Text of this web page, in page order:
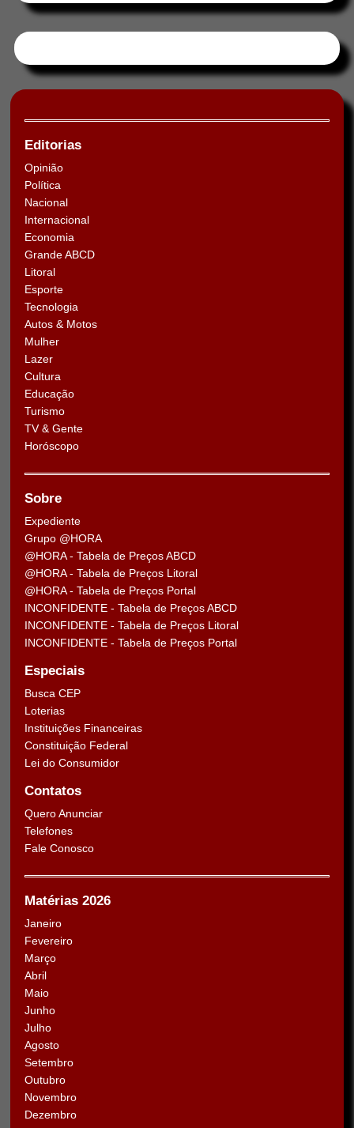
Editorias
Opinião
Política
Nacional
Internacional
Economia
Grande ABCD
Litoral
Esporte
Tecnologia
Autos & Motos
Mulher
Lazer
Cultura
Educação
Turismo
TV & Gente
Horóscopo
Sobre
Expediente
Grupo @HORA
@HORA - Tabela de Preços ABCD
@HORA - Tabela de Preços Litoral
@HORA - Tabela de Preços Portal
INCONFIDENTE - Tabela de Preços ABCD
INCONFIDENTE - Tabela de Preços Litoral
INCONFIDENTE - Tabela de Preços Portal
Especiais
Busca CEP
Loterias
Instituições Financeiras
Constituição Federal
Lei do Consumidor
Contatos
Quero Anunciar
Telefones
Fale Conosco
Matérias 2026
Janeiro
Fevereiro
Março
Abril
Maio
Junho
Julho
Agosto
Setembro
Outubro
Novembro
Dezembro